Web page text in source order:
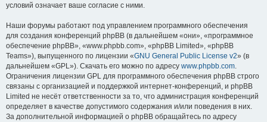
условий означает ваше согласие с ними.
Наши форумы работают под управлением программного обеспечения
для создания конференций phpBB (в дальнейшем «они», «программное
обеспечение phpBB», «www.phpbb.com», «phpBB Limited», «phpBB
Teams»), выпущенного по лицензии «GNU General Public License v2» (в
дальнейшем «GPL»). Скачать его можно по адресу www.phpbb.com.
Ограничения лицензии GPL для программного обеспечения phpBB строго
связаны с организацией и поддержкой интернет-конференций, и phpBB
Limited не несёт ответственности за то, что администрация конференций
определяет в качестве допустимого содержания и/или поведения в них.
За дополнительной информацией о phpBB обращайтесь по адресу